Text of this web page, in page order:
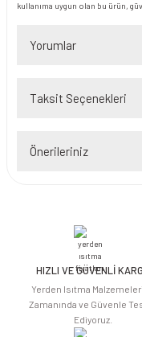
kullanıma uygun olan bu ürün,
Yorumlar
Taksit Seçenekleri
Önerileriniz
iletebilirsiniz.
Görüş ve önerileriniz için
Ürün açıklamasında
Ürün bilgilerinde hatalar
HIZLI VE GÜVENLİ
Yerden Isıtma
Zamanında ve Güvenle
Ediyoruz.